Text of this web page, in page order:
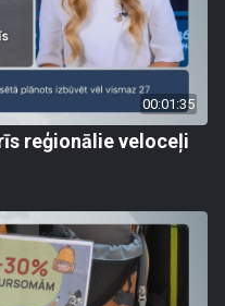
00:01:35
reģionālie veloceļi